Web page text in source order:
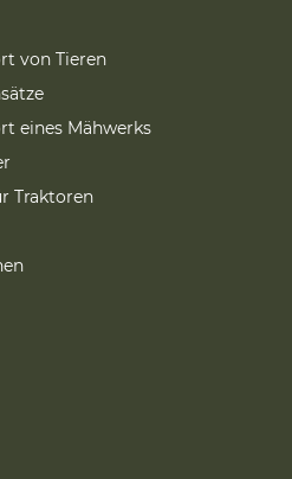
von Tieren
eines Mähwerks
Traktoren